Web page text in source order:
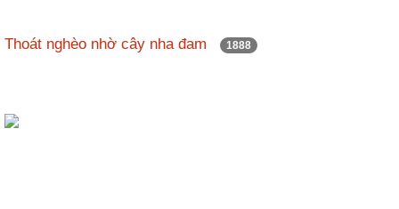
Thoát nghèo nhờ cây nha đam 1888